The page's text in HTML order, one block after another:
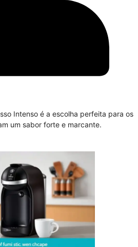
Intenso é a escolha perfeita para os
um sabor forte e marcante.